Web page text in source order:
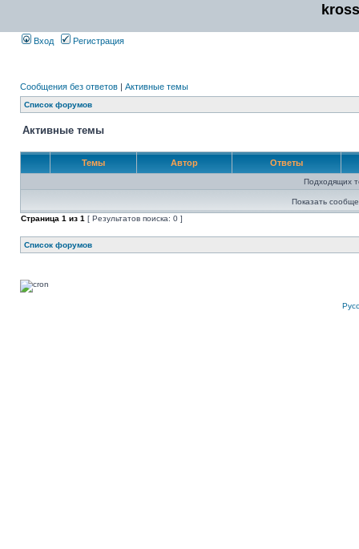
Вход Регистрация
Сообщения без ответов | Активные темы
Список форумов
Активные темы
Темы Автор Ответы
Подходящих
Показать
Страница 1 из 1 [ Результатов поиска: 0 ]
Список форумов